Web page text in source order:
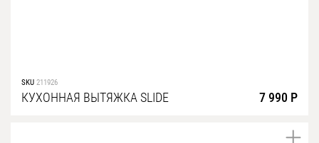
SKU 211926
КУХОННАЯ ВЫТЯЖКА SLIDE 7 990 Р